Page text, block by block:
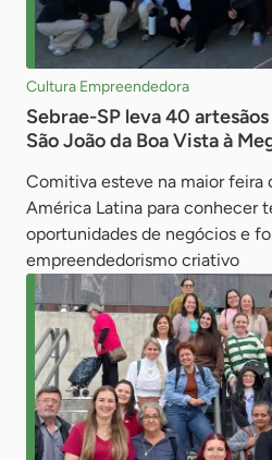
Cultura Empreendedora
Sebrae-SP leva 40
São João da Boa Vista à
Comitiva esteve na maior feira
América Latina para conhecer
oportunidades de negócios e
empreendedorismo criativo